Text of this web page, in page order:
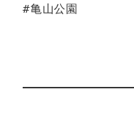
#亀山公園